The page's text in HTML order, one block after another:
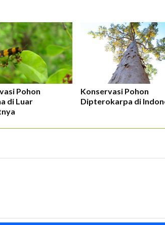
Pohon
di Luar
Konservasi Pohon
Dipterokarpa di